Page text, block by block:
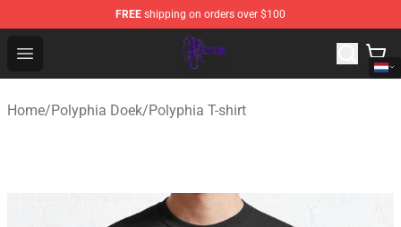
FREE shipping on orders over $100
Open menu
Polyphia Shop - Official Polyphia Merchandise Store
Home/Polyphia Doek/Polyphia T-shirt